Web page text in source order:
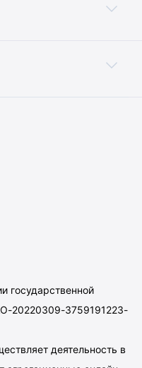
государственной
20220309-3759191223-
деятельность в